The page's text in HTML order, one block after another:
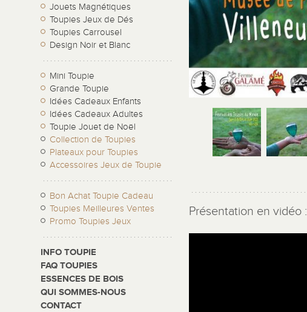
Jouets Magnétiques
Toupies Jeux de Dés
Toupies Carrousel
Design Noir et Blanc
Mini Toupie
Grande Toupie
Idées Cadeaux Enfants
Idées Cadeaux Adultes
Toupie Jouet de Noël
Collection de Toupies
Plateaux pour Toupies
Accessoires Jeux de Toupie
Bon Achat Toupie Cadeau
Toupies Meilleures Ventes
Promo Toupies Jeux
INFO TOUPIE
FAQ TOUPIES
ESSENCES DE BOIS
QUI SOMMES-NOUS
CONTACT
Présentation en vidéo :